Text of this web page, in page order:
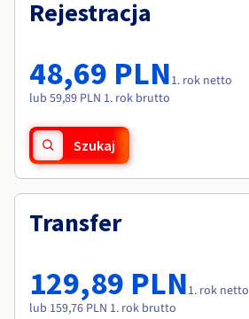
Cennik
Roadmap & Changelog
Monitorowanie
Roadmap & Changelog
Roadmap & Changelog
Roadmap & Changelog
Roadmap & Changelog
Rejestracja
48,69 PLN1. rok netto
lub 59,89 PLN 1. rok brutto
Szukaj
Transfer
129,89 PLN1. rok netto
lub 159,76 PLN 1. rok brutto